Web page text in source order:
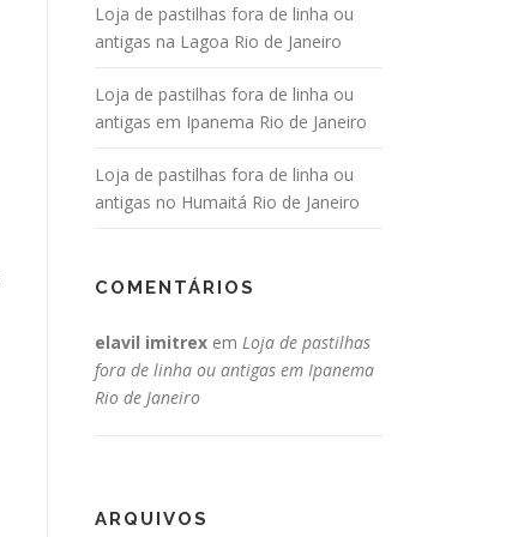
Loja de pastilhas fora de linha ou
antigas na Lagoa Rio de Janeiro
Loja de pastilhas fora de linha ou
antigas em Ipanema Rio de Janeiro
Loja de pastilhas fora de linha ou
antigas no Humaitá Rio de Janeiro
COMENTÁRIOS
elavil imitrex em Loja de pastilhas
fora de linha ou antigas em Ipanema
Rio de Janeiro
ARQUIVOS